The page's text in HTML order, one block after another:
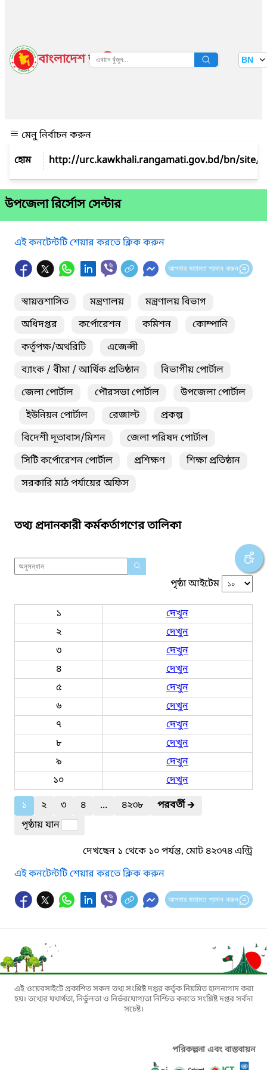
বাংলাদেশ জাতীয় তথ্য বাতায়ন BN
মেনু নির্বাচন করুন
উপজেলা রির্সোস সেন্টার
এই কনটেন্টটি শেয়ার করতে ক্লিক করুন
আপনার মতামত প্রদান করুন
স্বায়ত্তশাসিত মন্ত্রণালয়
মন্ত্রণালয় বিভাগ
অধিদপ্তর
কর্পোরেশন কমিশন
কোম্পানি
কর্তৃপক্ষ/অথরিটি
এজেন্সী
ব্যাংক / বীমা / আর্থিক প্রতিষ্ঠান
বিভাগীয় পোর্টাল
জেলা পোর্টাল
পৌরসভা পোর্টাল
উপজেলা পোর্টাল
ইউনিয়ন পোর্টাল
রেজাল্ট
প্রকল্প
বিদেশী দূতাবাস/মিশন
জেলা পরিষদ পোর্টাল
সিটি কর্পোরেশন পোর্টাল
প্রশিক্ষণ
শিক্ষা প্রতিষ্ঠান
সরকারি মাঠ পর্যায়ের অফিস
তথ্য প্রদানকারী কর্মকর্তাগণের তালিকা
পৃষ্ঠা আইটেম
১
দেখুন
২
দেখুন
৩
দেখুন
৪
দেখুন
৫
দেখুন
৬
দেখুন
৭
দেখুন
৮
দেখুন
৯
দেখুন
১০
দেখুন
১
২ ৩ ৪ ... ৪২৩৮ পরবর্তী🡲
পৃষ্ঠায় যান
দেখছেন ১ থেকে ১০ পর্যন্ত, মোট ৪২৩৭৪ এন্ট্রি
এই কনটেন্টটি শেয়ার করতে ক্লিক করুন
আপনার মতামত প্রদান করুন
এই ওয়েবসাইটে প্রকাশিত সকল তথ্য সংশ্লিষ্ট দপ্তর কর্তৃক নিয়মিত হালনাগাদ করা
হয়। তথ্যের যথার্থতা, নির্ভুলতা ও নির্ভরযোগ্যতা নিশ্চিত করতে সংশ্লিষ্ট দপ্তর সর্বদা
সচেষ্ট।
পরিকল্পনা এবং বাস্তবায়ন